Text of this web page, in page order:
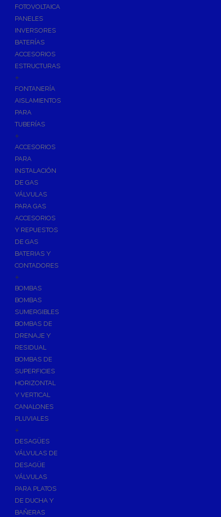
FOTOVOLTAICA
PANELES
INVERSORES
BATERÍAS
ACCESORIOS
ESTRUCTURAS
+
FONTANERÍA
AISLAMIENTOS
PARA
TUBERÍAS
+
ACCESORIOS
PARA
INSTALACIÓN
DE GAS
VÁLVULAS
PARA GAS
ACCESORIOS
Y REPUESTOS
DE GAS
BATERIAS Y
CONTADORES
+
BOMBAS
BOMBAS
SUMERGIBLES
BOMBAS DE
DRENAJE Y
RESIDUAL
BOMBAS DE
SUPERFICIES
HORIZONTAL
Y VERTICAL
CANALONES
PLUVIALES
+
DESAGÜES
VÁLVULAS DE
DESAGÜE
VÁLVULAS
PARA PLATOS
DE DUCHA Y
BAÑERAS